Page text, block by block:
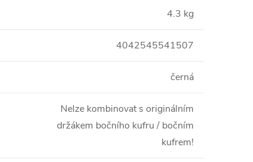
4.3 kg
4042545541507
černá
Nelze kombinovat s originálním
držákem bočního kufru / bočním
kufrem!